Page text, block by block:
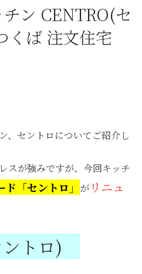
ン CENTRO(セ
くば 注文住宅
、セントロについてご紹介し
スが強みですが、今回キッチ
「セントロ」 がリニュ
トロ)